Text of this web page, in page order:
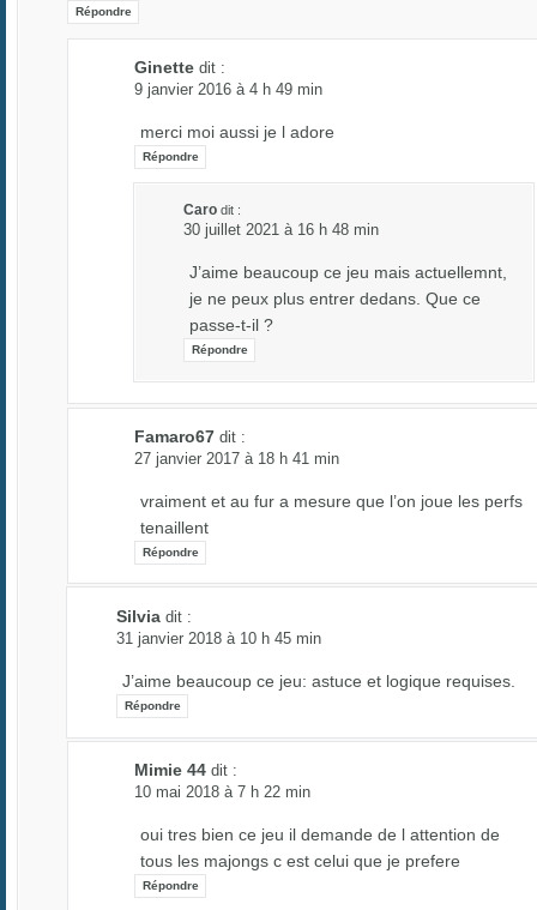
Répondre
Ginette dit :
9 janvier 2016 à 4 h 49 min
merci moi aussi je l adore
Répondre
Caro dit :
30 juillet 2021 à 16 h 48 min
J’aime beaucoup ce jeu mais actuellemnt,
je ne peux plus entrer dedans. Que ce
passe-t-il ?
Répondre
Famaro67 dit :
27 janvier 2017 à 18 h 41 min
vraiment et au fur a mesure que l’on joue les perfs
tenaillent
Répondre
Silvia dit :
31 janvier 2018 à 10 h 45 min
J’aime beaucoup ce jeu: astuce et logique requises.
Répondre
Mimie 44 dit :
10 mai 2018 à 7 h 22 min
oui tres bien ce jeu il demande de l attention de
tous les majongs c est celui que je prefere
Répondre